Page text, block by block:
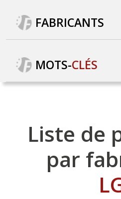
FABRICANTS
MOTS-CLÉS
Liste de
par